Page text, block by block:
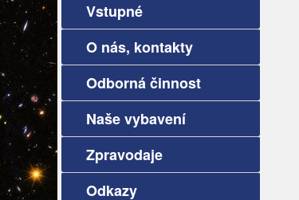
Vstupné
O nás, kontakty
Odborná činnost
Naše vybavení
Zpravodaje
Odkazy